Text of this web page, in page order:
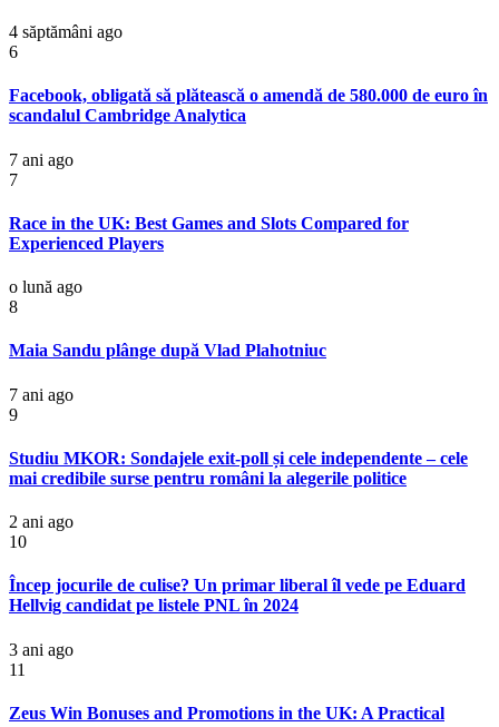
4 săptămâni ago
6
Facebook, obligată să plătească o amendă de 580.000 de euro în
scandalul Cambridge Analytica
7 ani ago
7
Race in the UK: Best Games and Slots Compared for
Experienced Players
o lună ago
8
Maia Sandu plânge după Vlad Plahotniuc
7 ani ago
9
Studiu MKOR: Sondajele exit-poll și cele independente – cele
mai credibile surse pentru români la alegerile politice
2 ani ago
10
Încep jocurile de culise? Un primar liberal îl vede pe Eduard
Hellvig candidat pe listele PNL în 2024
3 ani ago
11
Zeus Win Bonuses and Promotions in the UK: A Practical